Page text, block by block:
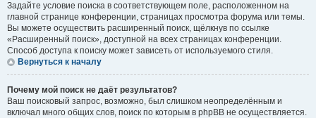
Задайте условие поиска в соответствующем поле, расположенном на
главной странице конференции, страницах просмотра форума или темы.
Вы можете осуществить расширенный поиск, щёлкнув по ссылке
«Расширенный поиск», доступной на всех страницах конференции.
Способ доступа к поиску может зависеть от используемого стиля.
Вернуться к началу
Почему мой поиск не даёт результатов?
Ваш поисковый запрос, возможно, был слишком неопределённым и
включал много общих слов, поиск по которым в phpBB не осуществляется.